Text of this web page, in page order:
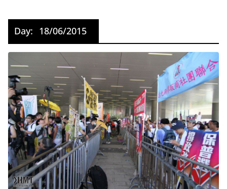
Day: 18/06/2015